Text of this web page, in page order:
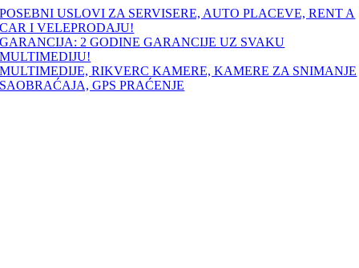
Skip
to
content
POSEBNI USLOVI ZA SERVISERE, AUTO PLACEVE, RENT A
CAR I VELEPRODAJU!
GARANCIJA: 2 GODINE GARANCIJE UZ SVAKU
MULTIMEDIJU!
MULTIMEDIJE, RIKVERC KAMERE, KAMERE ZA SNIMANJE
SAOBRAĆAJA, GPS PRAĆENJE